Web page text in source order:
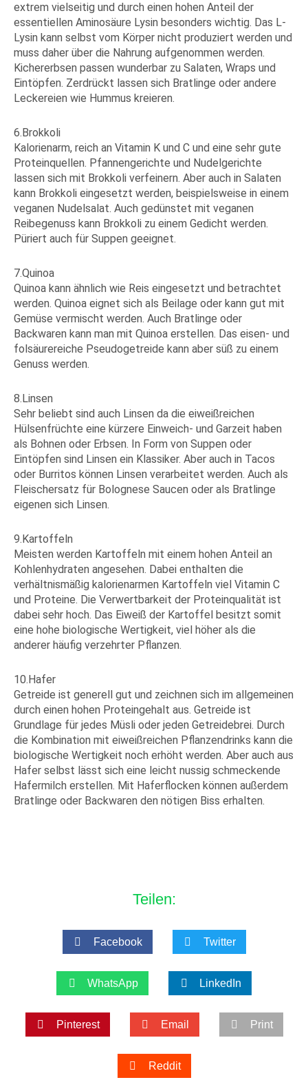
extrem vielseitig und durch einen hohen Anteil der
essentiellen Aminosäure Lysin besonders wichtig. Das L-
Lysin kann selbst vom Körper nicht produziert werden und
muss daher über die Nahrung aufgenommen werden.
Kichererbsen passen wunderbar zu Salaten, Wraps und
Eintöpfen. Zerdrückt lassen sich Bratlinge oder andere
Leckereien wie Hummus kreieren.
6.Brokkoli
Kalorienarm, reich an Vitamin K und C und eine sehr gute
Proteinquellen. Pfannengerichte und Nudelgerichte
lassen sich mit Brokkoli verfeinern. Aber auch in Salaten
kann Brokkoli eingesetzt werden, beispielsweise in einem
veganen Nudelsalat. Auch gedünstet mit veganen
Reibegenuss kann Brokkoli zu einem Gedicht werden.
Püriert auch für Suppen geeignet.
7.Quinoa
Quinoa kann ähnlich wie Reis eingesetzt und betrachtet
werden. Quinoa eignet sich als Beilage oder kann gut mit
Gemüse vermischt werden. Auch Bratlinge oder
Backwaren kann man mit Quinoa erstellen. Das eisen- und
folsäurereiche Pseudogetreide kann aber süß zu einem
Genuss werden.
8.Linsen
Sehr beliebt sind auch Linsen da die eiweißreichen
Hülsenfrüchte eine kürzere Einweich- und Garzeit haben
als Bohnen oder Erbsen. In Form von Suppen oder
Eintöpfen sind Linsen ein Klassiker. Aber auch in Tacos
oder Burritos können Linsen verarbeitet werden. Auch als
Fleischersatz für Bolognese Saucen oder als Bratlinge
eigenen sich Linsen.
9.Kartoffeln
Meisten werden Kartoffeln mit einem hohen Anteil an
Kohlenhydraten angesehen. Dabei enthalten die
verhältnismäßig kalorienarmen Kartoffeln viel Vitamin C
und Proteine. Die Verwertbarkeit der Proteinqualität ist
dabei sehr hoch. Das Eiweiß der Kartoffel besitzt somit
eine hohe biologische Wertigkeit, viel höher als die
anderer häufig verzehrter Pflanzen.
10.Hafer
Getreide ist generell gut und zeichnen sich im allgemeinen
durch einen hohen Proteingehalt aus. Getreide ist
Grundlage für jedes Müsli oder jeden Getreidebrei. Durch
die Kombination mit eiweißreichen Pflanzendrinks kann die
biologische Wertigkeit noch erhöht werden. Aber auch aus
Hafer selbst lässt sich eine leicht nussig schmeckende
Hafermilch erstellen. Mit Haferflocken können außerdem
Bratlinge oder Backwaren den nötigen Biss erhalten.
Teilen:
Facebook Twitter
WhatsApp LinkedIn
Pinterest Email Print
Reddit